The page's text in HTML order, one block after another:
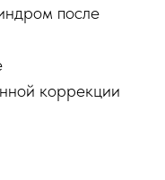
после
коррекции